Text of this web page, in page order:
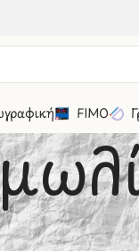
FIMO
/Deco &
50 100